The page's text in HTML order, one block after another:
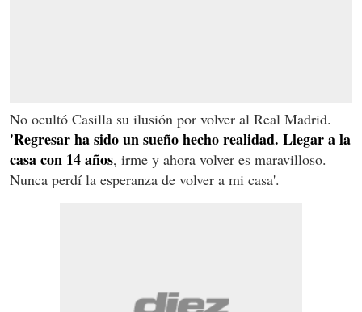
No ocultó Casilla su ilusión por volver al Real Madrid.
'Regresar ha sido un sueño hecho realidad. Llegar a la
casa con 14 años, irme y ahora volver es maravilloso.
Nunca perdí la esperanza de volver a mi casa'.